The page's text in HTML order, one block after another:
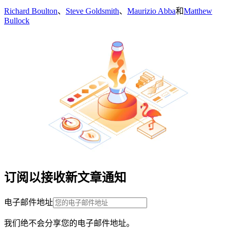
Richard Boulton、 Steve Goldsmith、 Maurizio Abba和Matthew
Bullock
订阅以接收新文章通知
电子邮件地址
我们绝不会分享您的电子邮件地址。